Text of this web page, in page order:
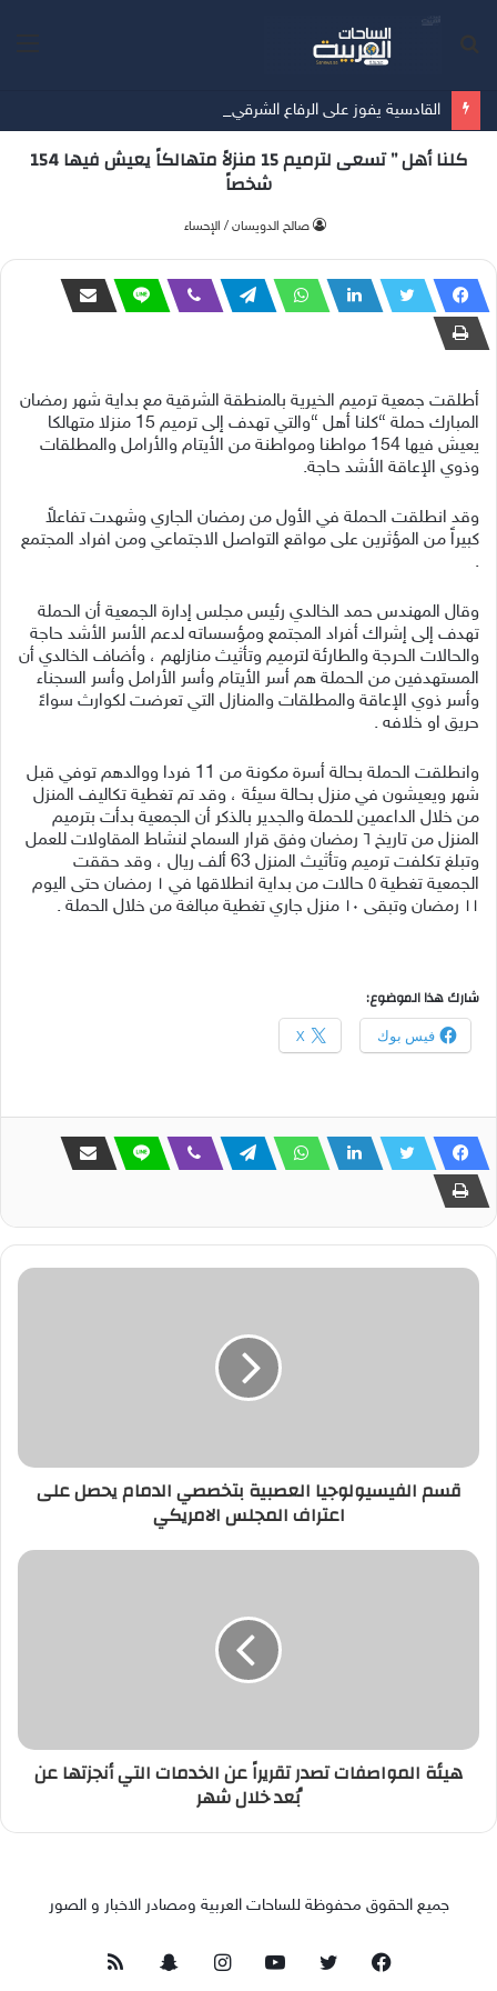
كلنا أهل ” تسعى لترميم 15 منزلاً متهالكاً يعيش فيها 154
شخصاً
صالح الدويسان / الإحساء
أطلقت جمعية ترميم الخيرية بالمنطقة الشرقية مع بداية شهر رمضان
المبارك حملة “كلنا أهل “والتي تهدف إلى ترميم 15 منزلا متهالكا
يعيش فيها 154 مواطنا ومواطنة من الأيتام والأرامل والمطلقات
وذوي الإعاقة الأشد حاجة.
وقد انطلقت الحملة في الأول من رمضان الجاري وشهدت تفاعلاً
كبيراً من المؤثرين على مواقع التواصل الاجتماعي ومن افراد المجتمع
.
وقال المهندس حمد الخالدي رئيس مجلس إدارة الجمعية أن الحملة
تهدف إلى إشراك أفراد المجتمع ومؤسساته لدعم الأسر الأشد حاجة
والحالات الحرجة والطارئة لترميم وتأثيث منازلهم ، وأضاف الخالدي أن
المستهدفين من الحملة هم أسر الأيتام وأسر الأرامل وأسر السجناء
وأسر ذوي الإعاقة والمطلقات والمنازل التي تعرضت لكوارث سواءً
حريق او خلافه .
وانطلقت الحملة بحالة أسرة مكونة من 11 فردا ووالدهم توفي قبل
شهر ويعيشون في منزل بحالة سيئة ، وقد تم تغطية تكاليف المنزل
من خلال الداعمين للحملة والجدير بالذكر أن الجمعية بدأت بترميم
المنزل من تاريخ ٦ رمضان وفق قرار السماح لنشاط المقاولات للعمل
وتبلغ تكلفت ترميم وتأثيث المنزل 63 ألف ريال ، وقد حققت
الجمعية تغطية ٥ حالات من بداية انطلاقها في ١ رمضان حتى اليوم
١١ رمضان وتبقى ١٠ منزل جاري تغطية مبالغة من خلال الحملة .
شارك هذا الموضوع:
فيس بوك X
قسم الفيسيولوجيا العصبية بتخصصي الدمام يحصل على
اعتراف المجلس الامريكي
هيئة المواصفات تصدر تقريراً عن الخدمات التي أنجزتها عن
بُعد خلال شهر
جميع الحقوق محفوظة للساحات العربية ومصادر الاخبار و الصور
فيسبوك تويتر يوتيوبانستقرامسناب ملخص